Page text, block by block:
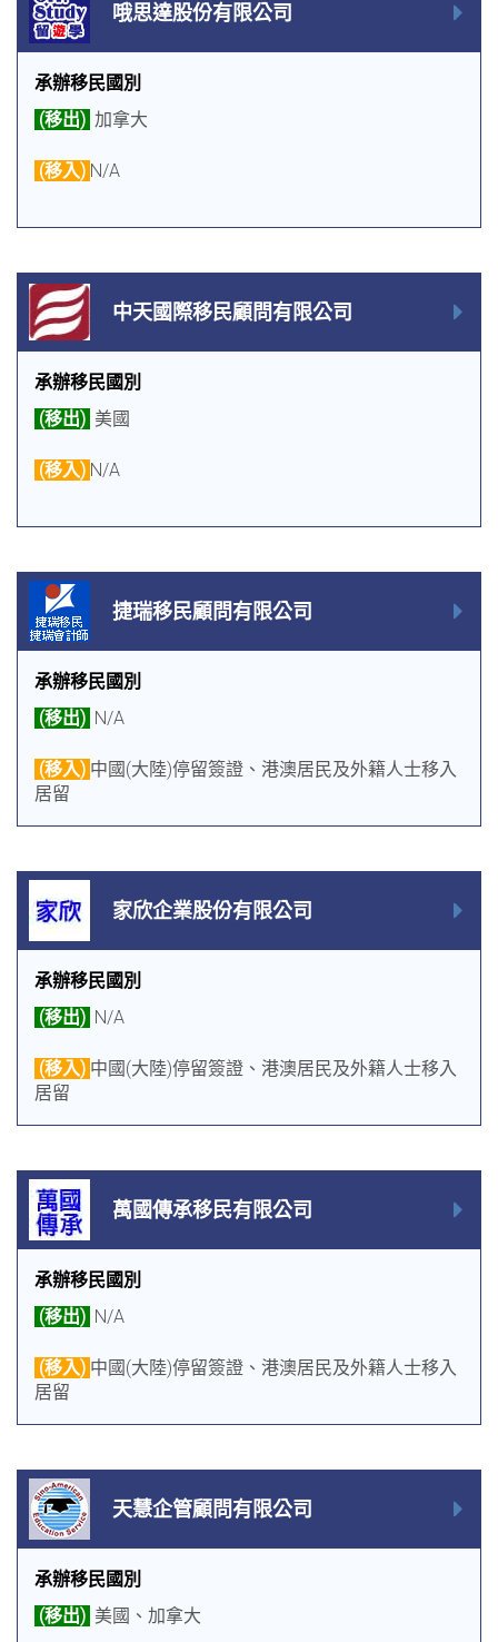
哦思達股份有限公司
承辦移民國別
(移出) 加拿大
(移入) N/A
中天國際移民顧問有限公司
承辦移民國別
(移出) 美國
(移入) N/A
捷瑞移民顧問有限公司
承辦移民國別
(移出) N/A
(移入) 中國(大陸)停留簽證、港澳居民及外籍人士移入
居留
家欣企業股份有限公司
承辦移民國別
(移出) N/A
(移入) 中國(大陸)停留簽證、港澳居民及外籍人士移入
居留
萬國傳承移民有限公司
承辦移民國別
(移出) N/A
(移入) 中國(大陸)停留簽證、港澳居民及外籍人士移入
居留
天慧企管顧問有限公司
承辦移民國別
(移出) 美國、加拿大